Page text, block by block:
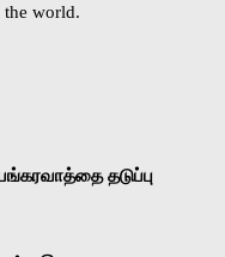
the world.
தடுப்பு